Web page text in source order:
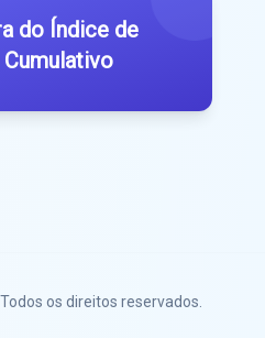
do Índice de
os direitos reservados.